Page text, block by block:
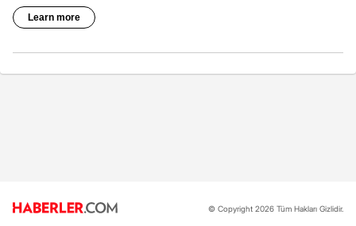
© Copyright 2026 Tüm Hakları Gizlidir.